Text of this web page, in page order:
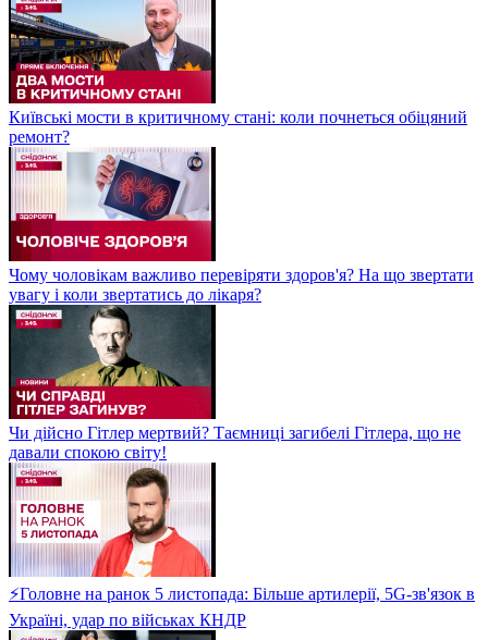
Київські мости в критичному стані: коли почнеться обіцяний
ремонт?
Чому чоловікам важливо перевіряти здоров'я? На що звертати
увагу і коли звертатись до лікаря?
Чи дійсно Гітлер мертвий? Таємниці загибелі Гітлера, що не
давали спокою світу!
⚡Головне на ранок 5 листопада: Більше артилерії, 5G-зв'язок в
Україні, удар по військах КНДР